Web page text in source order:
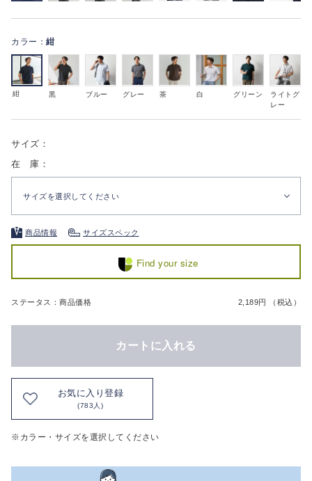
カラー： 紺
紺 黒 ブルー グレー 茶 白 グリーン
ライトグ
レー
サイズ：
在 庫：
サイズを選択してください
商品情報 サイズスペック
Find your size
ステータス：商品価格 2,189円 （税込）
カートに入れる
お気に入り登録
(783人)
※カラー・サイズを選択してください